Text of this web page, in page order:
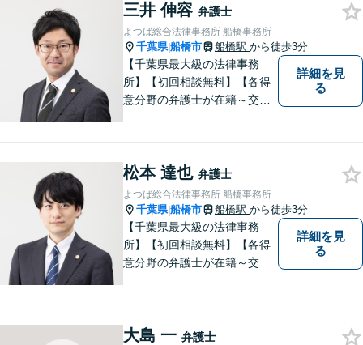
三井 伸容 弁護士
よつば総合法律事務所 船橋事務所
千葉県|船橋市 船橋駅 から徒歩3分
【千葉県最大級の法律事務
所】【初回相談無料】【各得
意分野の弁護士が在籍～交通
詳細を見
る
松本 達也 弁護士
よつば総合法律事務所 船橋事務所
千葉県|船橋市 船橋駅 から徒歩3分
【千葉県最大級の法律事務
所】【初回相談無料】【各得
意分野の弁護士が在籍～交通
詳細を見
る
大島 一 弁護士